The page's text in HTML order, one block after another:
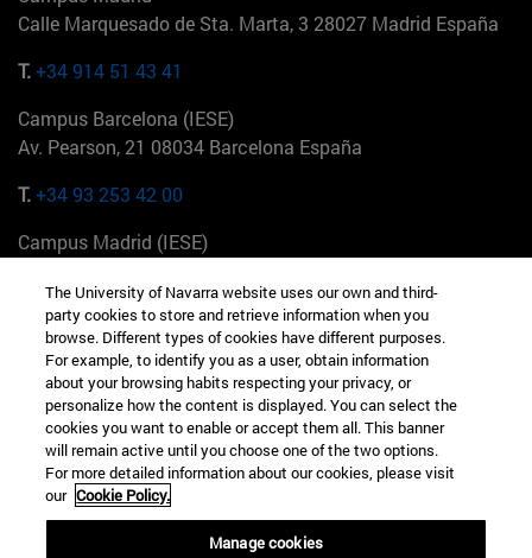
Calle Marquesado de Sta. Marta, 3 28027 Madrid España
T.+34 914 51 43 41
Campus Barcelona (IESE)
Av. Pearson, 21 08034 Barcelona España
T.+34 93 253 42 00
Campus Madrid (IESE)
+34 912 11 30 00
Campus Nueva York (IESE)
165 W 57th St 10019-2201 Nueva York EE.UU
+1 646 346 8850
Campus Munich (IESE)
Maria-Theresia-Straße 15 81675 Múnich Alemania
The University of Navarra website uses our own and third-
party cookies to store and retrieve information when you
browse. Different types of cookies have different purposes.
For example, to identify you as a user, obtain information
about your browsing habits respecting your privacy, or
personalize how the content is displayed. You can select the
cookies you want to enable or accept them all. This banner
will remain active until you choose one of the two options.
For more detailed information about our cookies, please visit
our Cookie Policy.
Manage cookies